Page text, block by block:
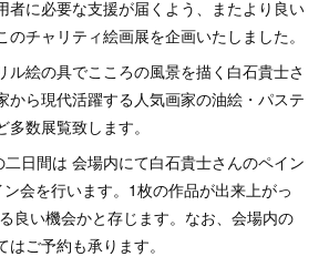
者に必要な支援が届くよう、またより良い
チャリティ絵画展を企画いたしました。
絵の具でこころの風景を描く白石貴士さ
から現代活躍する人気画家の油絵・パステ
数展覧致します。
日間は 会場内にて白石貴士さんのペイン
会を行います。1枚の作品が出来上がっ
良い機会かと存じます。なお、会場内の
ご予約も承ります。